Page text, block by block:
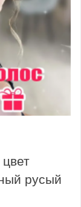
русый